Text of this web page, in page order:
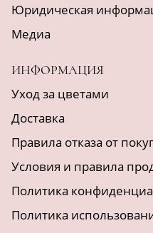
Юридическая
Медиа
ИНФОРМАЦИЯ
Уход за цветами
Доставка
Правила отказа от
Условия и правила
Политика
Политика